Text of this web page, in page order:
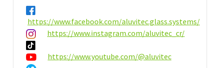
https://www.facebook.com/aluvitec.glass.systems/
https://www.instagram.com/aluvitec_cr/
https://www.youtube.com/@aluvitec